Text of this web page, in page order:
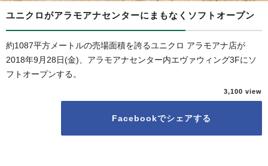
ユニクロがアラモアナセンターにまもなくソフトオープン
約1087平方メートルの売場面積を誇るユニクロ アラモアナ店が
2018年9月28日(金)、アラモアナセンター内エヴァウィング3Fにソ
フトオープンする。
3,100
Facebookでシェアする